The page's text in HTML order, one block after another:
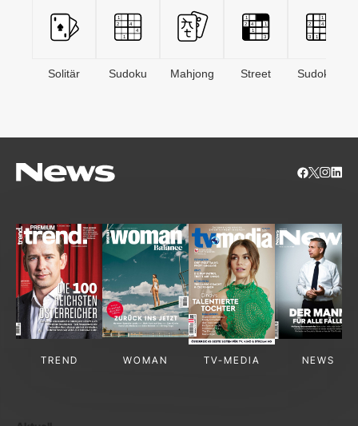
Solitär Sudoku Mahjong Street Sudoken
TREND WOMAN TV-MEDIA NEWS